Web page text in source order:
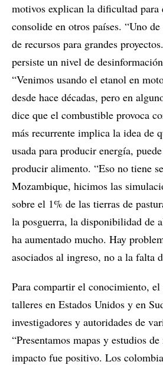
motivos explican la dificultad para
consolide en otros países. “Uno
de recursos para grandes
persiste un nivel de
“Venimos usando el etanol en
desde hace décadas, pero en
dice que el combustible provoca
más recurrente implica la idea de
usada para producir energía,
producir alimento. “Eso no tiene
Mozambique, hicimos las
sobre el 1% de las tierras de
la posguerra, la disponibilidad de
ha aumentado mucho. Hay
asociados al ingreso, no a la falta
Para compartir el conocimiento,
talleres en Estados Unidos y en
investigadores y autoridades de
“Presentamos mapas y estudios
impacto fue positivo. Los